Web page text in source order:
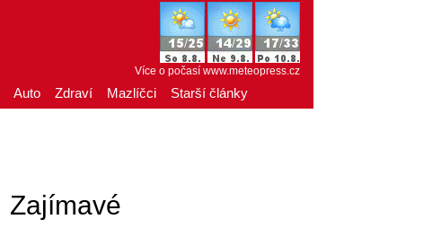
Více o počasí www.meteopress.cz
Auto Zdraví Mazlíčci Starší články
Zajímavé